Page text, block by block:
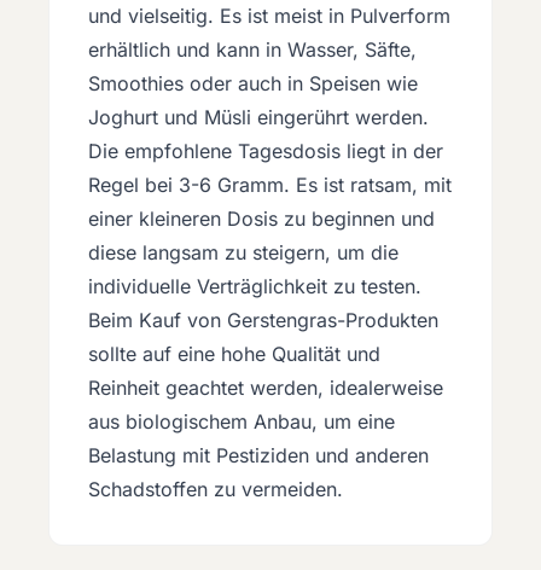
und vielseitig. Es ist meist in Pulverform
erhältlich und kann in Wasser, Säfte,
Smoothies oder auch in Speisen wie
Joghurt und Müsli eingerührt werden.
Die empfohlene Tagesdosis liegt in der
Regel bei 3-6 Gramm. Es ist ratsam, mit
einer kleineren Dosis zu beginnen und
diese langsam zu steigern, um die
individuelle Verträglichkeit zu testen.
Beim Kauf von Gerstengras-Produkten
sollte auf eine hohe Qualität und
Reinheit geachtet werden, idealerweise
aus biologischem Anbau, um eine
Belastung mit Pestiziden und anderen
Schadstoffen zu vermeiden.